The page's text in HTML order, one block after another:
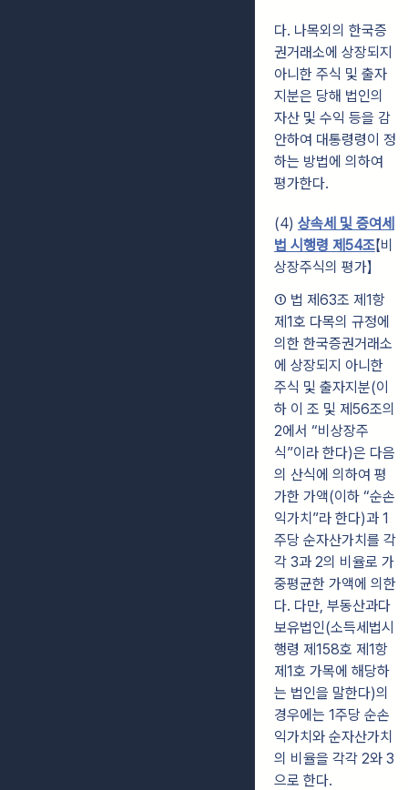
다. 나목외의 한국증
권거래소에 상장되지
아니한 주식 및 출자
지분은 당해 법인의
자산 및 수익 등을 감
안하여 대통령령이 정
하는 방법에 의하여
평가한다.
(4) 상속세 및 증여세
법 시행령 제54조【비
상장주식의 평가】
① 법 제63조 제1항
제1호 다목의 규정에
의한 한국증권거래소
에 상장되지 아니한
주식 및 출자지분(이
하 이 조 및 제56조의
2에서 “비상장주
식”이라 한다)은 다음
의 산식에 의하여 평
가한 가액(이하 “순손
익가치”라 한다)과 1
주당 순자산가치를 각
각 3과 2의 비율로 가
중평균한 가액에 의한
다. 다만, 부동산과다
보유법인(소득세법시
행령 제158호 제1항
제1호 가목에 해당하
는 법인을 말한다)의
경우에는 1주당 순손
익가치와순자산가치
의 비율을 각각 2와 3
으로 한다.